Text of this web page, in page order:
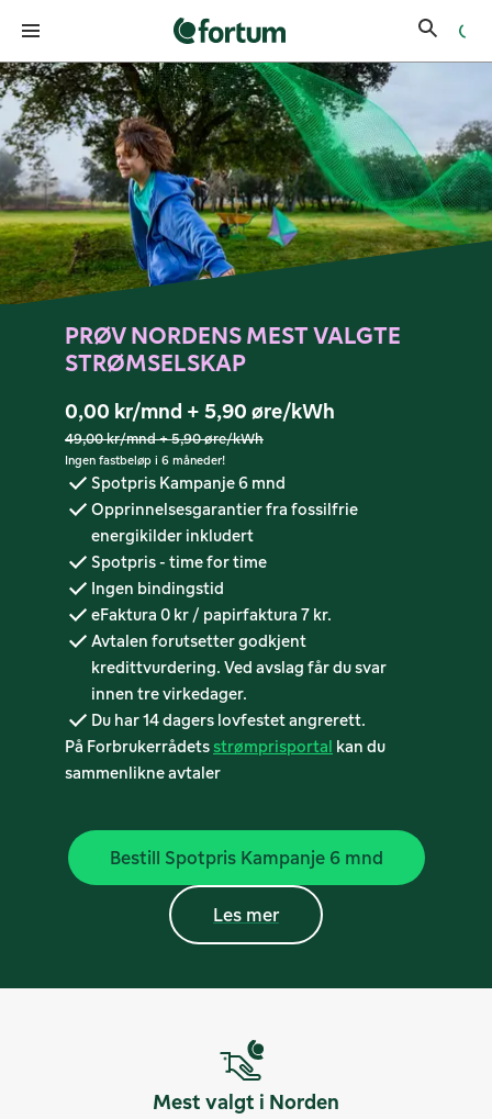
Fortum strøm forside
PRØV NORDENS MEST VALGTE
STRØMSELSKAP
0,00 kr/mnd + 5,90 øre/kWh
49,00 kr/mnd + 5,90 øre/kWh
Ingen fastbeløp i 6 måneder!
Spotpris Kampanje 6 mnd
Opprinnelsesgarantier fra fossilfrie
energikilder inkludert
Spotpris - time for time
Ingen bindingstid
eFaktura 0 kr / papirfaktura 7 kr.
Avtalen forutsetter godkjent
kredittvurdering. Ved avslag får du svar
innen tre virkedager.
Du har 14 dagers lovfestet angrerett.
På Forbrukerrådetsstrømprisportal kan du
sammenlikne avtaler
Bestill Spotpris Kampanje 6 mnd
Les mer
Mest valgt i Norden